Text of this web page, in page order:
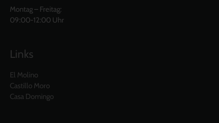
Montag – Freitag:
09:00-12:00 Uhr
Links
El Molino
Castillo Moro
Casa Domingo